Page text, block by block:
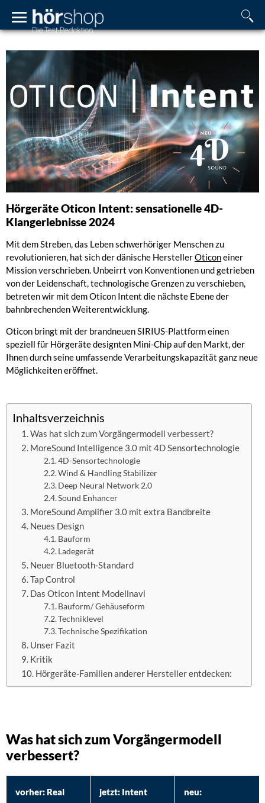
Hörgeräte Oticon Intent: sensationelle 4D-
Klangerlebnisse 2024
Mit dem Streben, das Leben schwerhöriger Menschen zu
revolutionieren, hat sich der dänische HerstellerOticoneiner
Mission verschrieben. Unbeirrt von Konventionen und getrieben
von der Leidenschaft, technologische Grenzen zu verschieben,
betreten wir mit dem Oticon Intent die nächste Ebene der
bahnbrechenden Weiterentwicklung.
Oticon bringt mit der brandneuen SIRIUS-Plattform einen
speziell für Hörgeräte designten Mini-Chip auf den Markt, der
Ihnen durch seine umfassende Verarbeitungskapazität ganz neue
Möglichkeiten eröffnet.
Inhaltsverzeichnis
Was hat sich zum Vorgängermodell verbessert?
MoreSound Intelligence 3.0 mit 4D Sensortechnologie
4D-Sensortechnologie
Wind & Handling Stabilizer
Deep Neural Network 2.0
Sound Enhancer
MoreSound Amplifier 3.0 mit extra Bandbreite
Neues Design
Bauform
Ladegerät
Neuer Bluetooth-Standard
Tap Control
Das Oticon Intent Modellnavi
Bauform/ Gehäuseform
Techniklevel
Technische Spezifikation
Unser Fazit
Kritik
Hörgeräte-Familien anderer Hersteller entdecken:
Was hat sich zum Vorgängermodell
verbessert?
vorher: Real jetzt: Intent neu: